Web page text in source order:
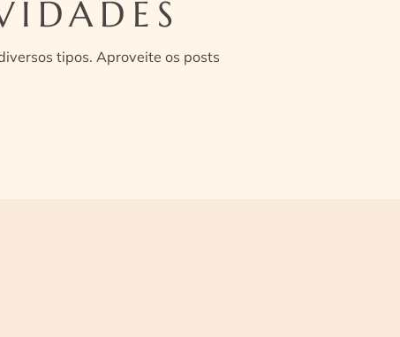
tipos. Aproveite os posts